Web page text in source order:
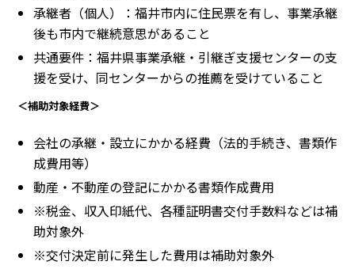
承継者（個人）：福井市内に住民票を有し、事業承継
後も市内で継続意思があること
共通要件：福井県事業承継・引継ぎ支援センターの支
援を受け、同センターからの推薦を受けていること
＜補助対象経費＞
会社の承継・設立にかかる経費（法的手続き、書類作
成費用等）
動産・不動産の登記にかかる書類作成費用
※税金、収入印紙代、各種証明書交付手数料などは補
助対象外
※交付決定前に発生した費用は補助対象外